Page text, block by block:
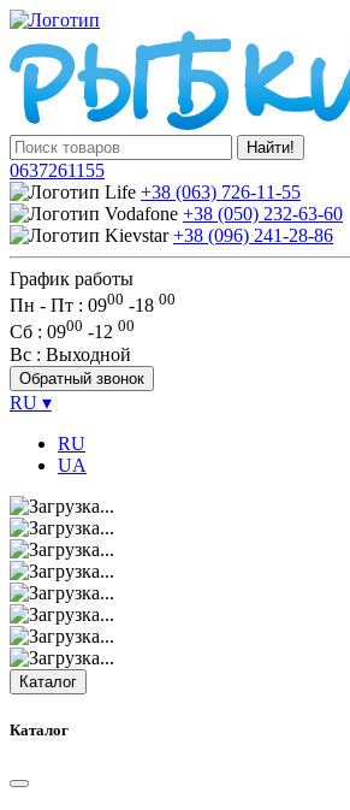
Найти!
0637261155
+38 (063) 726-11-55
+38 (050) 232-63-60
+38 (096) 241-28-86
График работы
Пн - Пт : 0900 -18 00
Сб : 0900 -12 00
Вс : Выходной
Обратный звонок
RU ▾
RU
UA
Каталог
Каталог